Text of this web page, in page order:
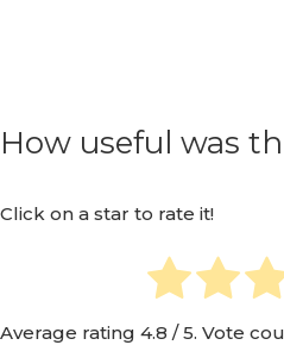
How useful was
Click on a star to rate it!
Average rating 4.8 / 5. Vote